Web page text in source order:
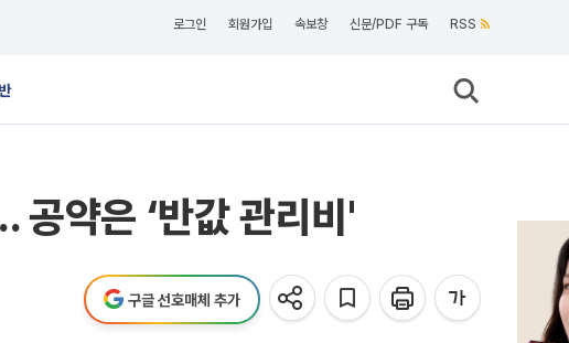
로그인 회원가입 속보창 신문/PDF 구독 RSS
공약은 ‘반값 관리비'
구글 선호매체 추가